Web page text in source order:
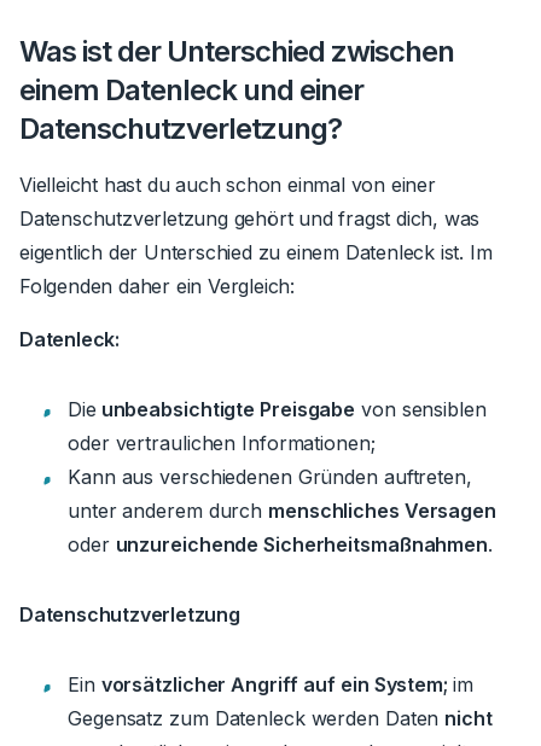
Was ist der Unterschied zwischen
einem Datenleck und einer
Datenschutzverletzung?
Vielleicht hast du auch schon einmal von einer
Datenschutzverletzung gehört und fragst dich, was
eigentlich der Unterschied zu einem Datenleck ist. Im
Folgenden daher ein Vergleich:
Datenleck:
Die unbeabsichtigte Preisgabe von sensiblen
oder vertraulichen Informationen;
Kann aus verschiedenen Gründen auftreten,
unter anderem durch menschliches Versagen
oder unzureichende Sicherheitsmaßnahmen.
Datenschutzverletzung
Ein vorsätzlicher Angriff auf ein System; im
Gegensatz zum Datenleck werden Daten nicht